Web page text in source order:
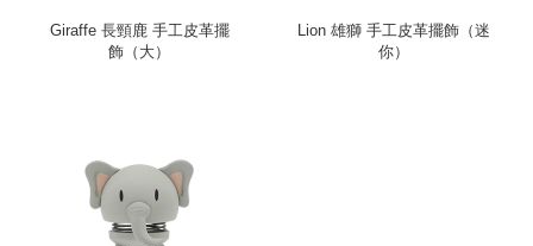
Giraffe 長頸鹿 手工皮革擺
飾（大）
Lion 雄獅 手工皮革擺飾（迷
你）